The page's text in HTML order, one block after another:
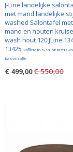
J-Line landelijke
met mand landelijke
washed Salontafel
mand en houten
wash hout 120 JLine
13425 koffietafels-salontafels-
basse-coffe
€ 499,00€ 550,00